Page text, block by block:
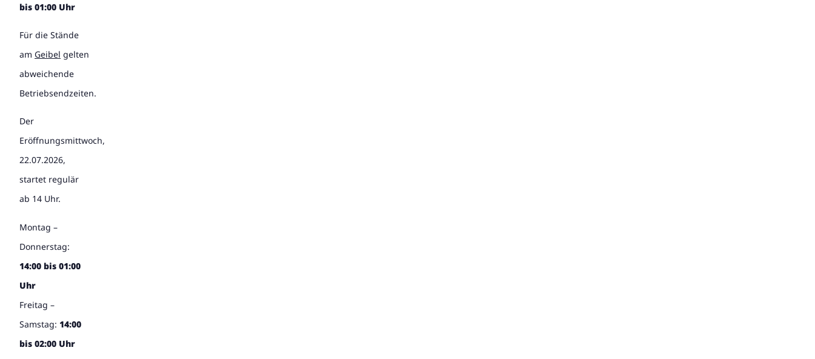
bis 01:00 Uhr
Für die Stände
am Geibel gelten
abweichende
Betriebsendzeiten.
Der
Eröffnungsmittwoch,
22.07.2026,
startet regulär
ab 14 Uhr.
Montag –
Donnerstag:
14:00 bis 01:00
Uhr
Freitag –
Samstag: 14:00
bis 02:00 Uhr